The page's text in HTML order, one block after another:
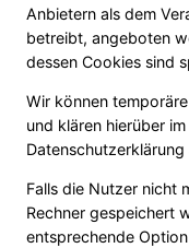
Anbietern als dem
betreibt, angeboten
dessen Cookies sind
Wir können
und klären hierüber
Datenschutzerklärung
Falls die Nutzer nicht
Rechner gespeichert
entsprechende